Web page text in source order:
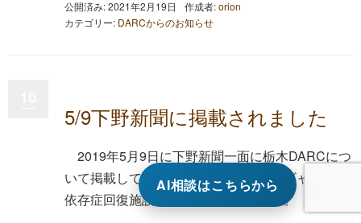
公開済み: 2021年2月19日 作成者:orion
カテゴリー: DARCからのお知らせ
5/9下野新聞に掲載されました
2019年5月9日に下野新聞一面に栃木DARCにつ
いて掲載していただきました。内容はギャンブル
依存症回復施設立ち上げについてです。
AI相談はこちらから